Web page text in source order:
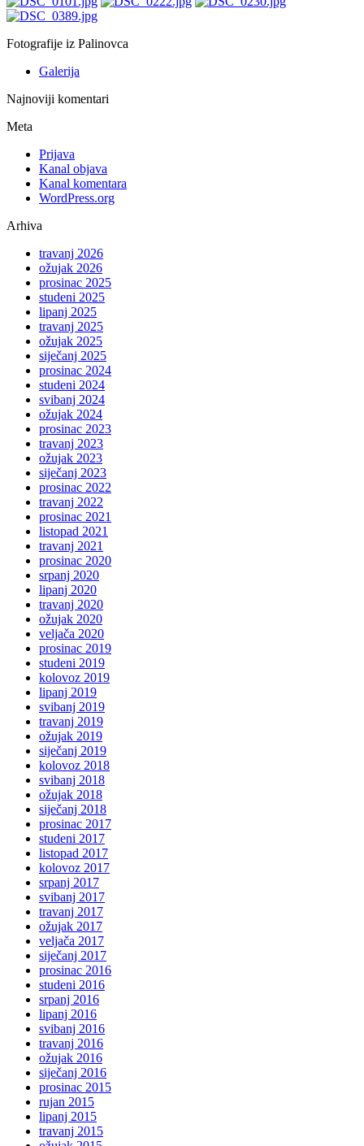
Fotografije iz Palinovca
Galerija
Najnoviji komentari
Meta
Prijava
Kanal objava
Kanal komentara
WordPress.org
Arhiva
travanj 2026
ožujak 2026
prosinac 2025
studeni 2025
lipanj 2025
travanj 2025
ožujak 2025
siječanj 2025
prosinac 2024
studeni 2024
svibanj 2024
ožujak 2024
prosinac 2023
travanj 2023
ožujak 2023
siječanj 2023
prosinac 2022
travanj 2022
prosinac 2021
listopad 2021
travanj 2021
prosinac 2020
srpanj 2020
lipanj 2020
travanj 2020
ožujak 2020
veljača 2020
prosinac 2019
studeni 2019
kolovoz 2019
lipanj 2019
svibanj 2019
travanj 2019
ožujak 2019
siječanj 2019
kolovoz 2018
svibanj 2018
ožujak 2018
siječanj 2018
prosinac 2017
studeni 2017
listopad 2017
kolovoz 2017
srpanj 2017
svibanj 2017
travanj 2017
ožujak 2017
veljača 2017
siječanj 2017
prosinac 2016
studeni 2016
srpanj 2016
lipanj 2016
svibanj 2016
travanj 2016
ožujak 2016
siječanj 2016
prosinac 2015
rujan 2015
lipanj 2015
travanj 2015